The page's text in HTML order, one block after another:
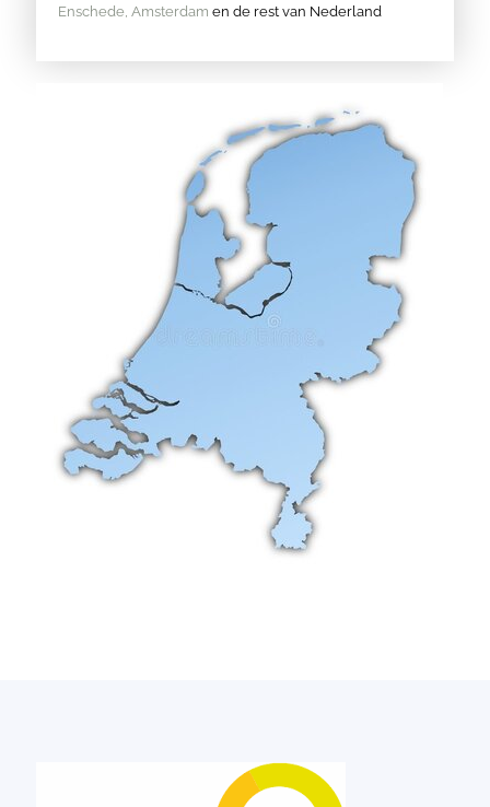
Enschede, Amsterdam en de rest van Nederland